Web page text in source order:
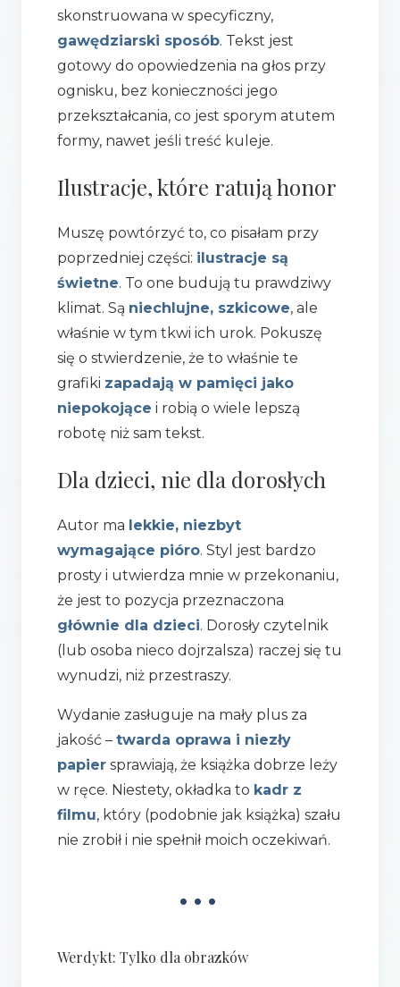
skonstruowana w specyficzny,
gawędziarski sposób. Tekst jest
gotowy do opowiedzenia na głos przy
ognisku, bez konieczności jego
przekształcania, co jest sporym atutem
formy, nawet jeśli treść kuleje.
Ilustracje, które ratują honor
Muszę powtórzyć to, co pisałam przy
poprzedniej części: ilustracje są
świetne. To one budują tu prawdziwy
klimat. Są niechlujne, szkicowe, ale
właśnie w tym tkwi ich urok. Pokuszę
się o stwierdzenie, że to właśnie te
grafiki zapadają w pamięci jako
niepokojące i robią o wiele lepszą
robotę niż sam tekst.
Dla dzieci, nie dla dorosłych
Autor ma lekkie, niezbyt
wymagające pióro. Styl jest bardzo
prosty i utwierdza mnie w przekonaniu,
że jest to pozycja przeznaczona
głównie dla dzieci. Dorosły czytelnik
(lub osoba nieco dojrzalsza) raczej się tu
wynudzi, niż przestraszy.
Wydanie zasługuje na mały plus za
jakość – twarda oprawa i niezły
papiersprawiają, że książka dobrze leży
w ręce. Niestety, okładka to kadr z
filmu, który (podobnie jak książka) szału
nie zrobił i nie spełnił moich oczekiwań.
•••
Werdykt: Tylko dla obrazków